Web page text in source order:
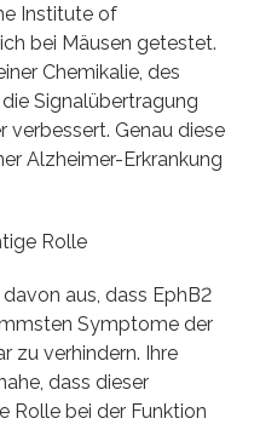
Institute of
bei Mäusen getestet.
Chemikalie, des
Signalübertragung
verbessert. Genau diese
Alzheimer-Erkrankung
Rolle
aus, dass EphB2
Symptome der
zu verhindern. Ihre
dass dieser
Rolle bei der Funktion